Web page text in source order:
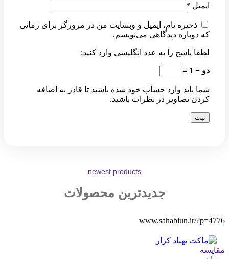
ایمیل *
ذخیره نام، ایمیل و وبسایت من در مرورگر برای زمانی
که دوباره دیدگاهی می‌نویسم.
لطفا پاسخ را به عدد انگلیسی وارد کنید:
دو − 1 =
شما باید وارد حساب خود شده باشید تا قادر به اضافه
کردن تصاویر در نظرات باشید.
newest products
جدیدترین محصولات
www.sahabiun.ir/?p=4776
مقایسه